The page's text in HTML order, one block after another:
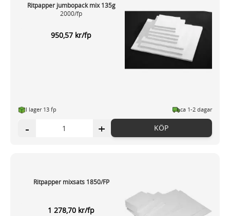
Ritpapper jumbopack mix 135g
2000/fp
950,57 kr/fp
I lager 13 fp ca 1-2 dagar
- + KÖP
Ritpapper mixsats 1850/FP
1 278,70 kr/fp